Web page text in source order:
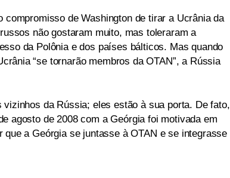
de Washington de tirar a Ucrânia da
não gostaram muito, mas toleraram a
da Polônia e dos países bálticos. Mas quando
“se tornarão membros da OTAN”, a Rússia
da Rússia; eles estão à sua porta. De fato,
agosto de 2008 com a Geórgia foi motivada em
a Geórgia se juntasse à OTAN e se integrasse